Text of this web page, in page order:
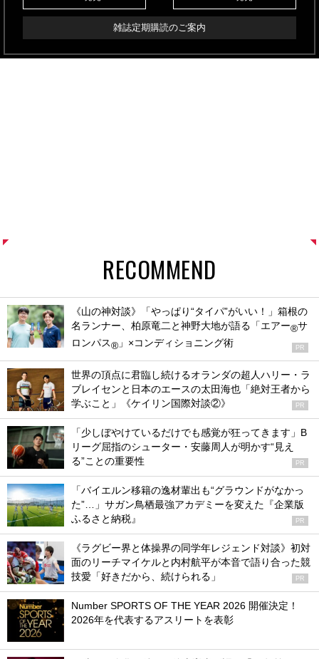
雑誌定期購読のご案内
RECOMMEND
《山の神対談》「やっぱり“タイパ”がいい！」箱根の
名ランナー、柏原竜二と神野大地が語る「エアー®サ
ロンパス® 」×コンディショニング術 PR
世界の頂点に君臨し続けるオランダの超人ハリー・ラ
ブレイセンと日本のエースの太田海也「絶対王者から
学ぶこと」《ケイリン国際対談②》
PR
「少しぼやけているだけでも感覚が狂ってきます」B
リーグ屈指のシューター・安藤周人が明かす“見え
る”ことの重要性
PR
「バイエルン移籍の逸材輩出も“グラウンドがなかっ
た”…」サガン鳥栖最強アカデミーを変えた『企業版
ふるさと納税』
PR
《ラグビー界と体操界の同学年レジェンド対談》初対
面のリーチマイケルと内村航平が本音で語り合った競
技愛「好きだから、続けられる」
PR
Number SPORTS OF THE YEAR 2026 開催決定！
2026年を代表するアスリートを表彰